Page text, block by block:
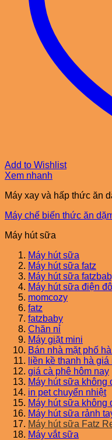
Add to Wishlist
Xem nhanh
Máy xay và hấp thức ăn
Máy chế biến thức ăn
Máy hút sữa
Máy hút sữa
Máy hút sữa fatz
Máy hút sữa
Máy hút sữa điện
momcozy
fatz
fatzbaby
Chăn nỉ
Máy giặt mini
Bán nhà mặt phố
liền kề thanh hà giá
giá cà phê hôm nay
Máy hút sữa không
in pet chuyển nhiệt
Máy hút sữa không
Máy hút sữa rảnh
Máy hút sữa Fatz
Máy vắt sữa